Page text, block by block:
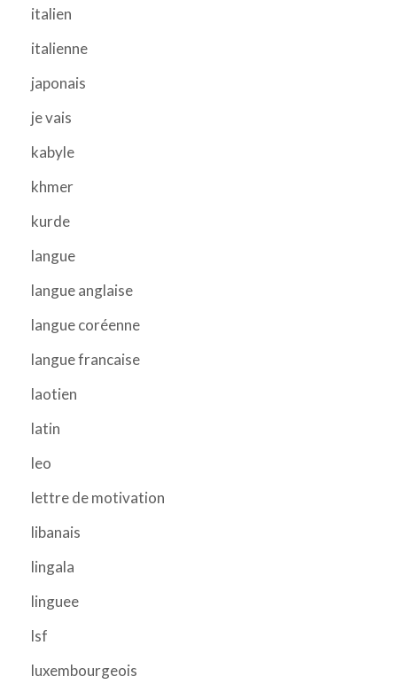
italien
italienne
japonais
je vais
kabyle
khmer
kurde
langue
langue anglaise
langue coréenne
langue francaise
laotien
latin
leo
lettre de motivation
libanais
lingala
linguee
lsf
luxembourgeois